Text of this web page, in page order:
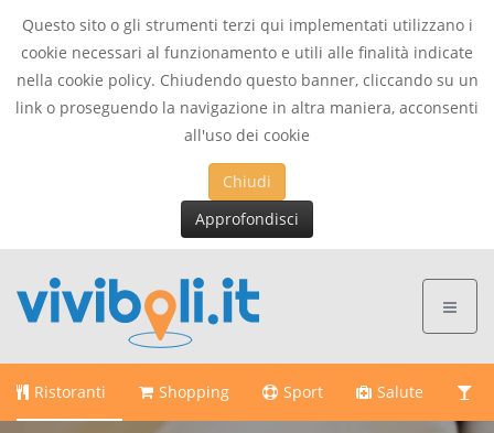
Questo sito o gli strumenti terzi qui implementati utilizzano i
cookie necessari al funzionamento e utili alle finalità indicate
nella cookie policy. Chiudendo questo banner, cliccando su un
link o proseguendo la navigazione in altra maniera, acconsenti
all'uso dei cookie
Chiudi
Approfondisci
Ristoranti Shopping Sport Salute
This page can't load Google Maps correctly.
Do you own this website? OK